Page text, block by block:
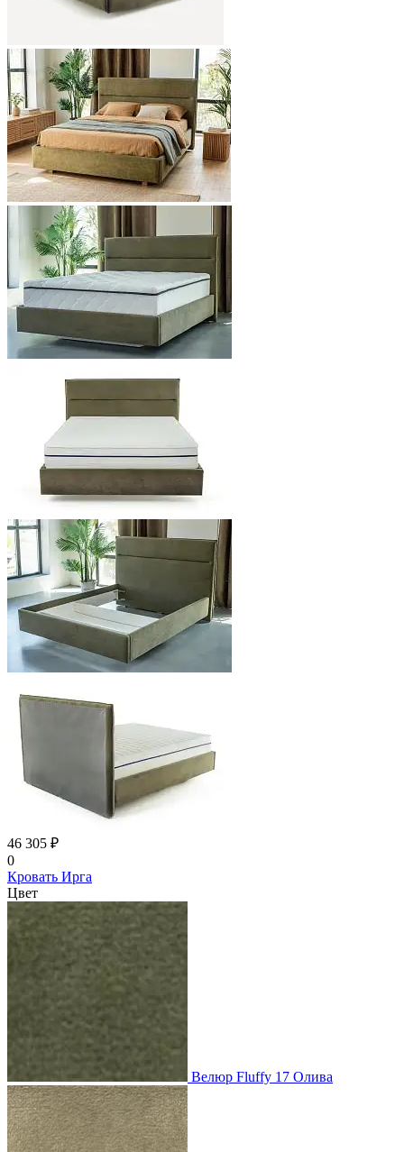
46 305 ₽
0
Кровать Ирга
Цвет
Велюр Fluffy 17 Олива